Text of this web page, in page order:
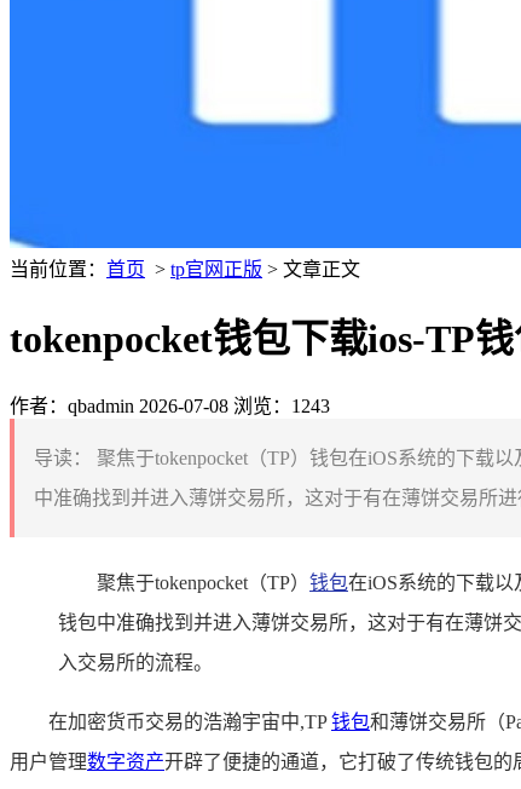
当前位置： 首页 > tp官网正版 > 文章正文
tokenpocket钱包下载ios-TP
作者：qbadmin 2026-07-08 浏览：1243
导读：
聚焦于tokenpocket（TP）钱包在iOS系统的下载
中准确找到并进入薄饼交易所，这对于有在薄饼交易所
聚焦于tokenpocket（TP） 钱包在iOS系统的下载
钱包中准确找到并进入薄饼交易所，这对于有在薄饼
入交易所的流程。
在加密货币交易的浩瀚宇宙中,TP钱包和薄饼交易所（
用户管理数字资产开辟了便捷的通道，它打破了传统钱包